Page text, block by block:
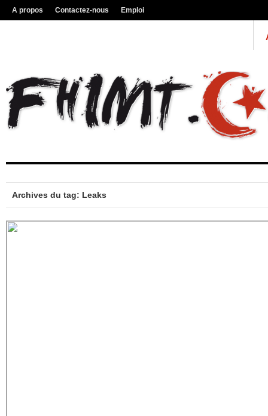
A propos Contactez-nous Emploi
Archives du tag: Leaks